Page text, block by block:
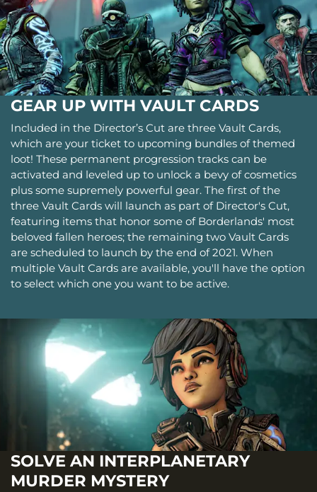
GEAR UP WITH VAULT CARDS
Included in the Director’s Cut are three Vault Cards,
which are your ticket to upcoming bundles of themed
loot! These permanent progression tracks can be
activated and leveled up to unlock a bevy of cosmetics
plus some supremely powerful gear. The first of the
three Vault Cards will launch as part of Director's Cut,
featuring items that honor some of Borderlands' most
beloved fallen heroes; the remaining two Vault Cards
are scheduled to launch by the end of 2021. When
multiple Vault Cards are available, you'll have the option
to select which one you want to be active.
SOLVE AN INTERPLANETARY
MURDER MYSTERY